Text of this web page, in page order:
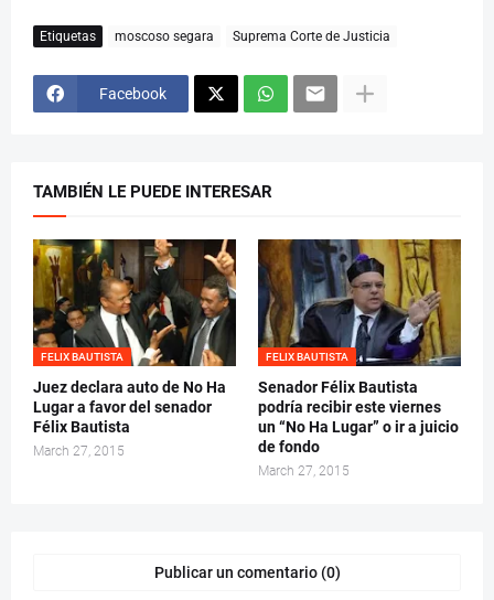
Etiquetas moscoso segara Suprema Corte de Justicia
Facebook
TAMBIÉN LE PUEDE INTERESAR
FELIX BAUTISTA
Juez declara auto de No Ha
Lugar a favor del senador
Félix Bautista
March 27, 2015
FELIX BAUTISTA
Senador Félix Bautista
podría recibir este viernes
un “No Ha Lugar” o ir a juicio
de fondo
March 27, 2015
Publicar un comentario (0)